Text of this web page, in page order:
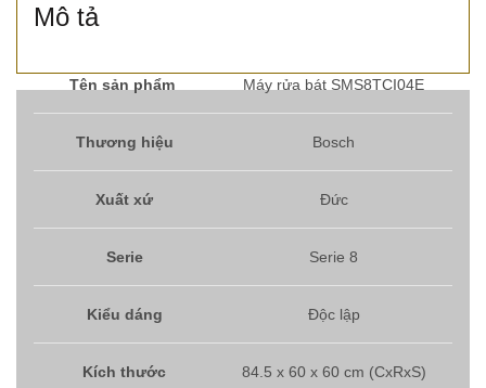
Mô tả
Tên sản phẩm Máy rửa bát SMS8TCI04E
Thương hiệu Bosch
Xuất xứ Đức
Serie Serie 8
Kiểu dáng Độc lập
Kích thước 84.5 x 60 x 60 cm (CxRxS)